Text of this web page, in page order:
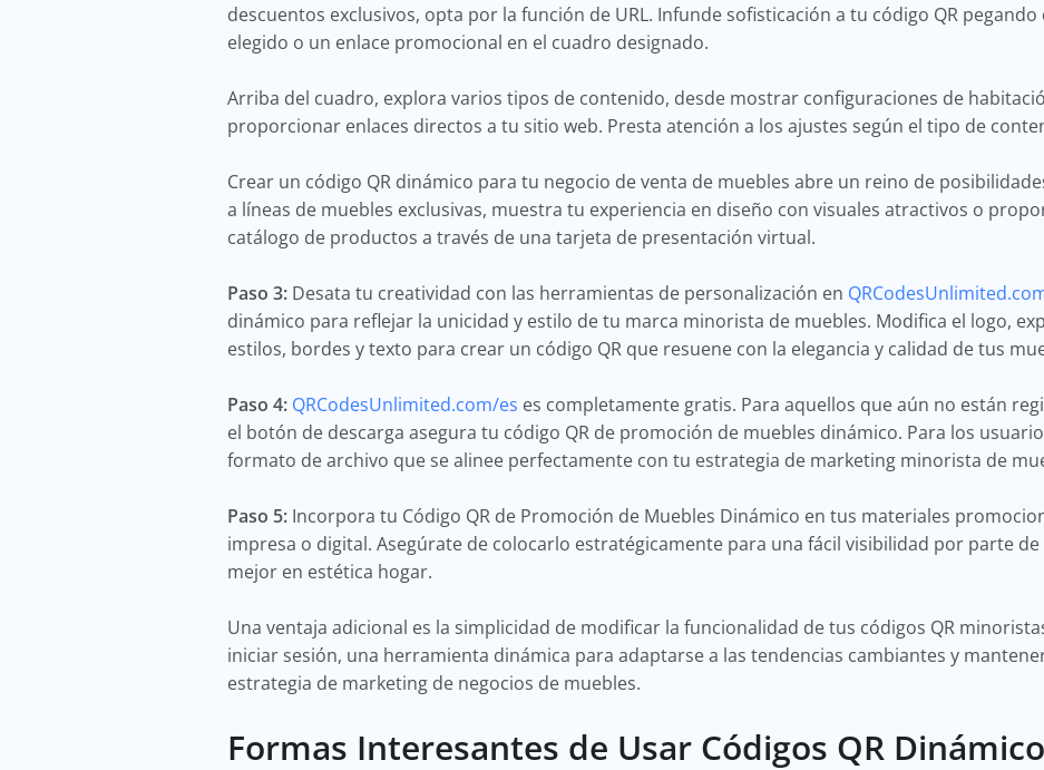
descuentos exclusivos, opta por la función de URL. Infunde sofisticación a tu código QR
elegido o un enlace promocional en el cuadro designado.
Arriba del cuadro, explora varios tipos de contenido, desde mostrar configuraciones de
proporcionar enlaces directos a tu sitio web. Presta atención a los ajustes según el tipo de
Crear un código QR dinámico para tu negocio de venta de muebles abre un reino de
a líneas de muebles exclusivas, muestra tu experiencia en diseño con visuales atractivos o
catálogo de productos a través de una tarjeta de presentación virtual.
Paso 3: Desata tu creatividad con las herramientas de personalización en
dinámico para reflejar la unicidad y estilo de tu marca minorista de muebles. Modifica el logo,
estilos, bordes y texto para crear un código QR que resuene con la elegancia y calidad de tus
Paso 4: QRCodesUnlimited.com/es es completamente gratis. Para aquellos que aún no están
el botón de descarga asegura tu código QR de promoción de muebles dinámico. Para los
formato de archivo que se alinee perfectamente con tu estrategia de marketing minorista de
Paso 5: Incorpora tu Código QR de Promoción de Muebles Dinámico en tus materiales
impresa o digital. Asegúrate de colocarlo estratégicamente para una fácil visibilidad por parte
mejor en estética hogar.
Una ventaja adicional es la simplicidad de modificar la funcionalidad de tus códigos QR
iniciar sesión, una herramienta dinámica para adaptarse a las tendencias cambiantes y
estrategia de marketing de negocios de muebles.
Formas Interesantes de Usar Códigos QR